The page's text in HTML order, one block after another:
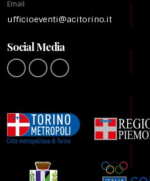
Email
ufficioeventi@acitorino.it
Social Media